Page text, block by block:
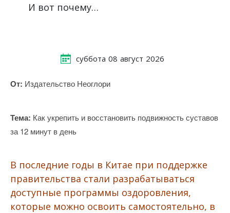
И вот почему…
суббота август
08 2026
От: Издательство Неоглори
Тема: Как укрепить и восстановить подвижность суставов
за 12 минут в день
В последние годы в Китае при поддержке
правительства стали разрабатываться
доступные программы оздоровления,
которые можно освоить самостоятельно, в